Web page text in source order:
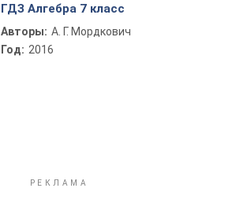
Play Video
ГДЗ Алгебра 7 класс
Авторы: А. Г. Мордкович
Год: 2016